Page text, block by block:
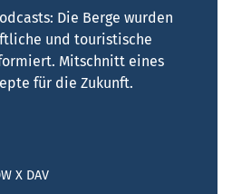
Die Berge wurden
und touristische
Mitschnitt eines
für die Zukunft.
X DAV